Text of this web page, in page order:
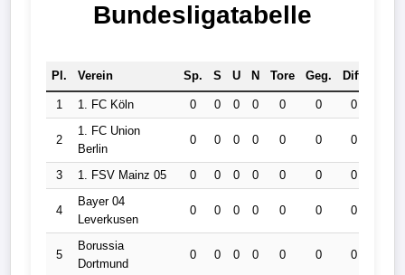
Bundesligatabelle
Pl. Verein Sp. S U N Tore Geg. Diff.
1 1. FC Köln 0 0 0 0 0 0 0
2
1. FC Union
Berlin
0 0 0 0 0 0 0
3 1. FSV Mainz 05 0 0 0 0 0 0 0
4
Bayer 04
Leverkusen
0 0 0 0 0 0 0
5
Borussia
Dortmund
0 0 0 0 0 0 0